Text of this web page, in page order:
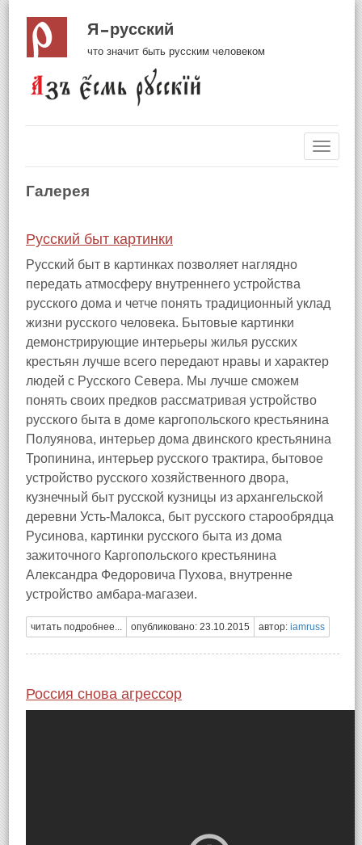
Я русский
что значит быть русским человеком
Галерея
Русский быт картинки
Русский быт в картинках позволяет наглядно
передать атмосферу внутреннего устройства
русского дома и четче понять традиционный уклад
жизни русского человека. Бытовые картинки
демонстрирующие интерьеры жилья русских
крестьян лучше всего передают нравы и характер
людей с Русского Севера. Мы лучше сможем
понять своих предков рассматривая устройство
русского быта в доме каргопольского крестьянина
Полуянова, интерьер дома двинского крестьянина
Тропинина, интерьер русского трактира, бытовое
устройство русского хозяйственного двора,
кузнечный быт русской кузницы из архангельской
деревни Усть-Малокса, быт русского старообрядца
Русинова, картинки русского быта из дома
зажиточного Каргопольского крестьянина
Александра Федоровича Пухова, внутренне
устройство амбара-магазеи.
читать подробнее... опубликовано: 23.10.2015 автор: iamruss
Россия снова агрессор